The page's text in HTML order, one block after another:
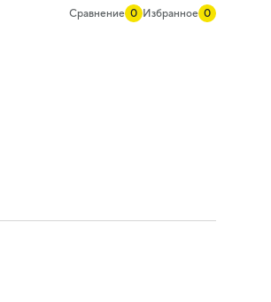
Сравнение 0 Избранное 0